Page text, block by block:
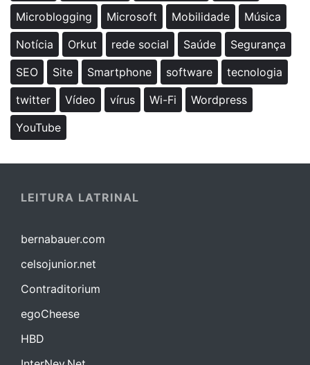
Microblogging
Microsoft Mobilidade
Música
Notícia
Orkut rede social Saúde
Segurança
SEO
Site Smartphone software
tecnologia
twitter
Vídeo vírus Wi-Fi
Wordpress
YouTube
LEITURA LATRINAL
bernabauer.com
celsojunior.net
Contraditorium
egoCheese
HBD